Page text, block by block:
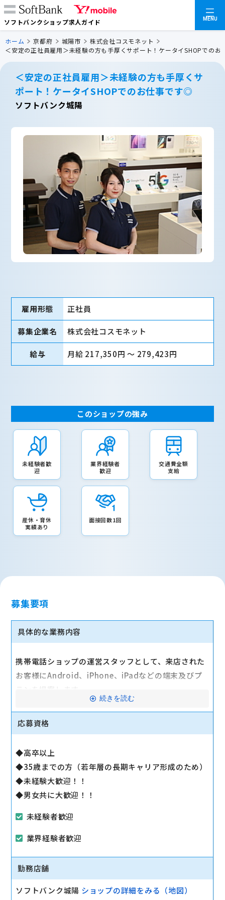
ソフトバンクショップ求人ガイド MENU
ホーム 京都府 城陽市
株式会社コスモネット
＜安定の正社員雇用＞未経験の方も手厚くサポート！ケータイSHOPでの
＜安定の正社員雇用＞未経験の方も手厚くサ
ポート！ケータイSHOPでのお仕事です◎
ソフトバンク城陽
雇用形態 正社員
募集企業名 株式会社コスモネット
給与 月給 217,350円 〜 279,423円
このショップの強み
未経験者歓
迎
業界経験者
歓迎
交通費全額
支給
産休・育休
実績あり
面接回数1回
募集要項
具体的な業務内容
携帯電話ショップの運営スタッフとして、来店された
お客様にAndroid、iPhone、iPadなどの端末及びプ
ランを提案します。
最初は緊張するかもしれませんが、「お客様のお役に
立ちたい」というお気持ちがあれば大丈夫です。
スタッフ一同で業務に慣れていただくまでじっくりサ
続きを読む
応募資格
◆高卒以上
◆35歳までの方（若年層の長期キャリア形成のため）
◆未経験大歓迎！！
◆男女共に大歓迎！！
未経験者歓迎
業界経験者歓迎
勤務店舗
ソフトバンク城陽 ショップの詳細をみる（地図）